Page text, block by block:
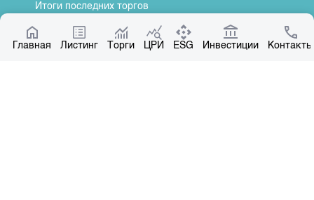
Главная Листинг Торги ЦРИ ESG Инвестиции Контакты
Итоги последних торгов
Котировки по ЦБ
Центр раскрытия информации